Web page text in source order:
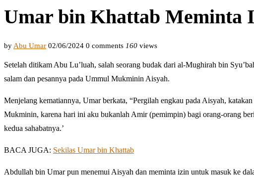
Umar bin Khattab Meminta
by Abu Umar 02/06/2024 0 comments 160 views
Setelah ditikam Abu Lu’luah, salah seorang budak dari al-Mughirah bin
salam dan pesannya pada Ummul Mukminin Aisyah.
Menjelang kematiannya, Umar berkata, “Pergilah engkau pada Aisyah,
Mukminin, karena hari ini aku bukanlah Amir (pemimpin) bagi orang-orang
kedua sahabatnya.’
BACA JUGA: Sekilas Umar bin Khattab
Abdullah bin Umar pun menemui Aisyah dan meminta izin untuk masuk ke